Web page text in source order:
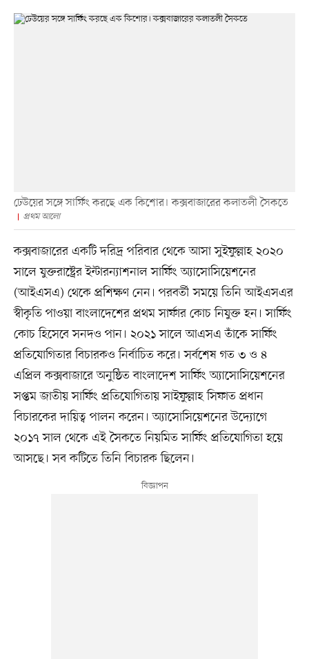
ঢেউয়ের সঙ্গে সার্ফিং করছে এক কিশোর। কক্সবাজারের কলাতলী সৈকতে
প্রথম আলো
কক্সবাজারের একটি দরিদ্র পরিবার থেকে আসা সুইফুল্লাহ ২০২০
সালে যুক্তরাষ্ট্রের ইন্টারন্যাশনাল সার্ফিং অ্যাসোসিয়েশনের
(আইএসএ) থেকে প্রশিক্ষণ নেন। পরবর্তী সময়ে তিনি আইএসএর
স্বীকৃতি পাওয়া বাংলাদেশের প্রথম সার্ফার কোচ নিযুক্ত হন। সার্ফিং
কোচ হিসেবে সনদও পান। ২০২১ সালে আএসএ তাঁকে সার্ফিং
প্রতিযোগিতার বিচারকও নির্বাচিত করে। সর্বশেষ গত ৩ ও ৪
এপ্রিল কক্সবাজারে অনুষ্ঠিত বাংলাদেশ সার্ফিং অ্যাসোসিয়েশনের
সপ্তম জাতীয় সার্ফিং প্রতিযোগিতায় সাইফুল্লাহ সিফাত প্রধান
বিচারকের দায়িত্ব পালন করেন। অ্যাসোসিয়েশনের উদ্যোগে
২০১৭ সাল থেকে এই সৈকতে নিয়মিত সার্ফিং প্রতিযোগিতা হয়ে
আসছে। সব কটিতে তিনি বিচারক ছিলেন।